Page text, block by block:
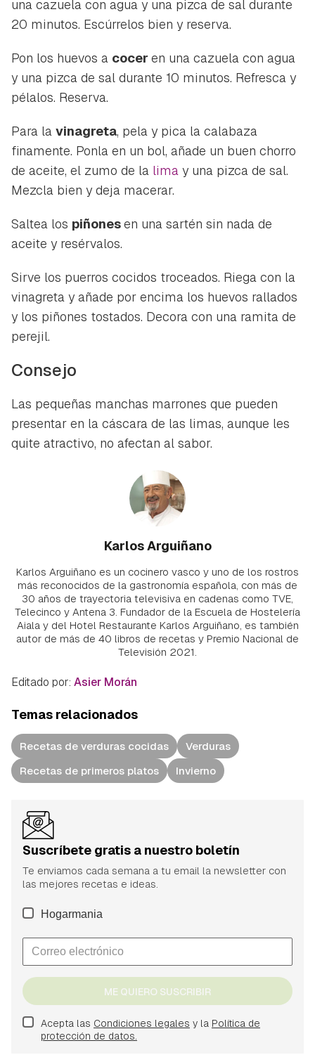
una cazuela con agua y una pizca de sal durante
20 minutos. Escúrrelos bien y reserva.
Pon los huevos a cocer en una cazuela con agua
y una pizca de sal durante 10 minutos. Refresca y
pélalos. Reserva.
Para la vinagreta, pela y pica la calabaza
finamente. Ponla en un bol, añade un buen chorro
de aceite, el zumo de la lima y una pizca de sal.
Mezcla bien y deja macerar.
Saltea los piñonesen una sartén sin nada de
aceite y resérvalos.
Sirve los puerros cocidos troceados. Riega con la
vinagreta y añade por encima los huevos rallados
y los piñones tostados. Decora con una ramita de
perejil.
Consejo
Las pequeñas manchas marrones que pueden
presentar en la cáscara de las limas, aunque les
quite atractivo, no afectan al sabor.
Karlos Arguiñano
Karlos Arguiñano es un cocinero vasco y uno de los rostros
más reconocidos de la gastronomía española, con más de
30 años de trayectoria televisiva en cadenas como TVE,
Telecinco y Antena 3. Fundador de la Escuela de Hostelería
Aiala y del Hotel Restaurante Karlos Arguiñano, es también
autor de más de 40 libros de recetas y Premio Nacional de
Televisión 2021.
Editado por: Asier Morán
Temas relacionados
Recetas de verduras cocidas
Verduras
Recetas de primeros platos
Invierno
Suscríbete gratis a nuestro boletín
Te enviamos cada semana a tu email la newsletter con
las mejores recetas e ideas.
Hogarmania
ME QUIERO SUSCRIBIR
Acepta las Condiciones legales y la Política de
protección de datos.